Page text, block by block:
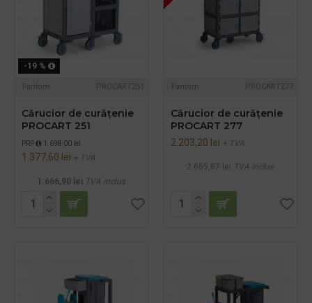
-19 %
Fantom PROCART251
Cărucior de curățenie
PROCART 251
PRP 1.698,00 lei
1.377,60 lei + TVA
1.666,90 lei TVA inclus
Fantom PROCART277
Cărucior de curățenie
PROCART 277
2.203,20 lei + TVA
2.665,87 lei TVA inclus